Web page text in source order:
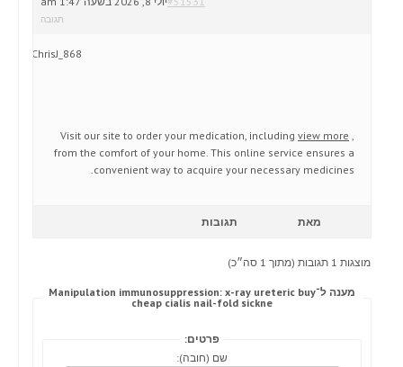
תגובה
ChrisJ_868
Visit our site to order your medication, including view more ,
from the comfort of your home. This online service ensures a
convenient way to acquire your necessary medicines.
מאת תגובות
מוצגות 1 תגובות (מתוך 1 סה״כ)
מענה ל־Manipulation immunosuppression: x-ray ureteric buy
cheap cialis nail-fold sickne
פרטים:
שם (חובה):